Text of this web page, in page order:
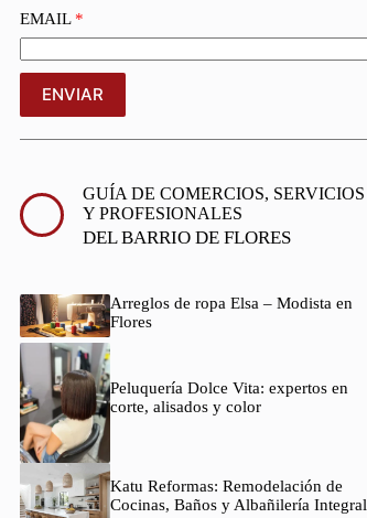
EMAIL
ENVIAR
GUÍA DE COMERCIOS, SERVICIOS
Y PROFESIONALES
DEL BARRIO DE FLORES
Arreglos de ropa Elsa – Modista en
Flores
Peluquería Dolce Vita: expertos en
corte, alisados y color
Katu Reformas: Remodelación de
Cocinas, Baños y Albañilería Integral